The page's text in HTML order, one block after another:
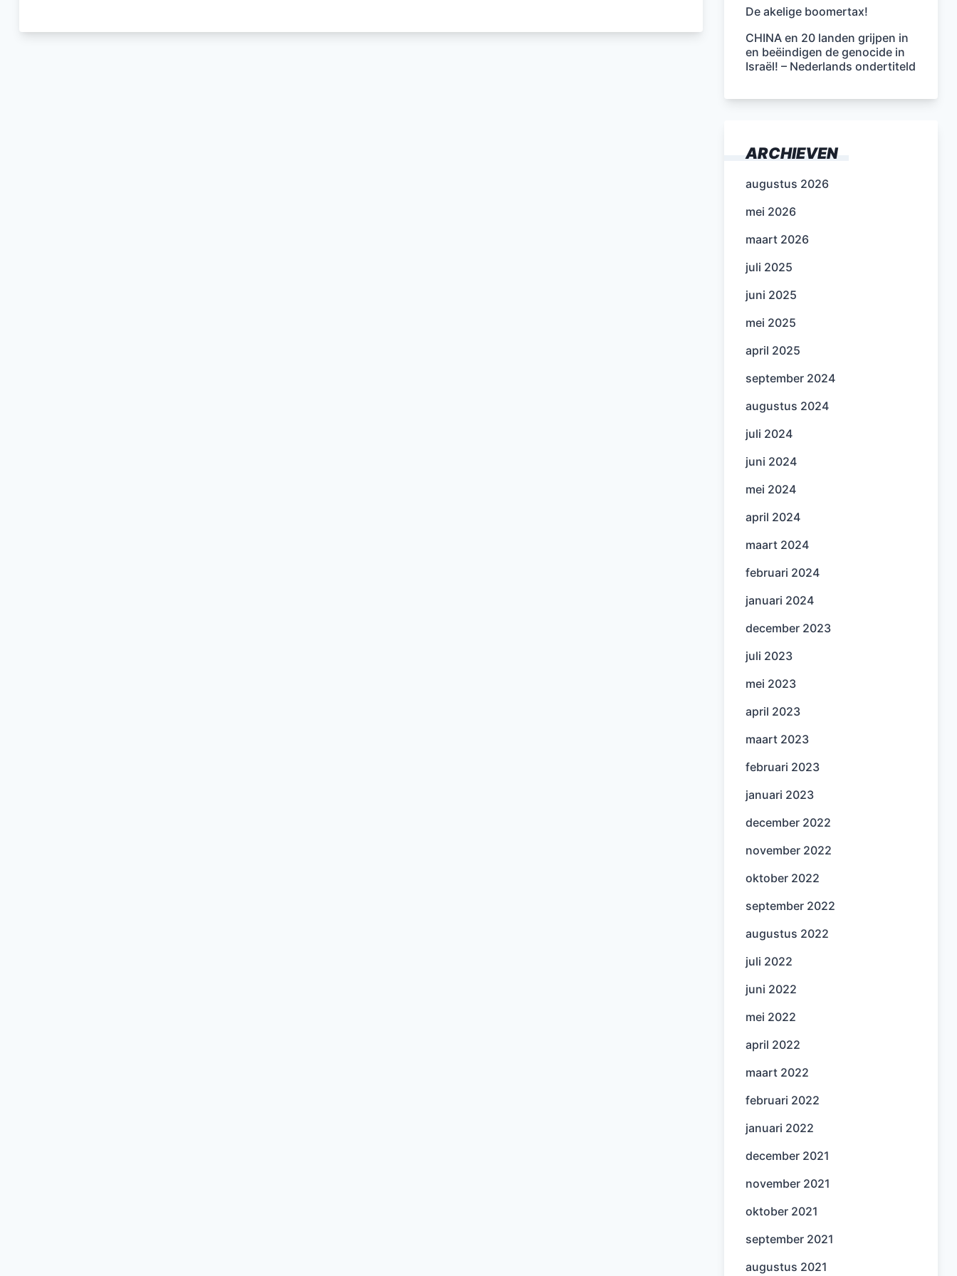
De akelige boomertax!
CHINA en 20 landen grijpen in
en beëindigen de genocide in
Israël! – Nederlands ondertiteld
ARCHIEVEN
augustus 2026
mei 2026
maart 2026
juli 2025
juni 2025
mei 2025
april 2025
september 2024
augustus 2024
juli 2024
juni 2024
mei 2024
april 2024
maart 2024
februari 2024
januari 2024
december 2023
juli 2023
mei 2023
april 2023
maart 2023
februari 2023
januari 2023
december 2022
november 2022
oktober 2022
september 2022
augustus 2022
juli 2022
juni 2022
mei 2022
april 2022
maart 2022
februari 2022
januari 2022
december 2021
november 2021
oktober 2021
september 2021
augustus 2021